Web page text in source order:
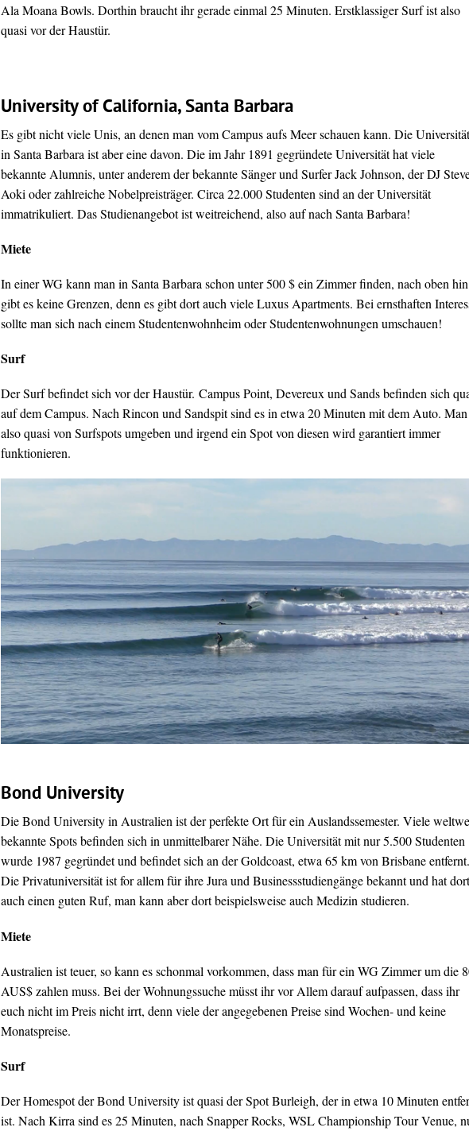
Ala Moana Bowls. Dorthin braucht ihr gerade einmal 25 Minuten. Erstklassiger Surf ist also
quasi vor der Haustür.
University of California, Santa Barbara
Es gibt nicht viele Unis, an denen man vom Campus aufs Meer schauen kann. Die Universität
in Santa Barbara ist aber eine davon. Die im Jahr 1891 gegründete Universität hat viele
bekannte Alumnis, unter anderem der bekannte Sänger und Surfer Jack Johnson, der DJ
Aoki oder zahlreiche Nobelpreisträger. Circa 22.000 Studenten sind an der Universität
immatrikuliert. Das Studienangebot ist weitreichend, also auf nach Santa Barbara!
Miete
In einer WG kann man in Santa Barbara schon unter 500 $ ein Zimmer finden, nach oben hin
gibt es keine Grenzen, denn es gibt dort auch viele Luxus Apartments. Bei ernsthaften
sollte man sich nach einem Studentenwohnheim oder Studentenwohnungen umschauen!
Surf
Der Surf befindet sich vor der Haustür. Campus Point, Devereux und Sands befinden sich
auf dem Campus. Nach Rincon und Sandspit sind es in etwa 20 Minuten mit dem Auto.
also quasi von Surfspots umgeben und irgend ein Spot von diesen wird garantiert immer
funktionieren.
Bond University
Die Bond University in Australien ist der perfekte Ort für ein Auslandssemester. Viele
bekannte Spots befinden sich in unmittelbarer Nähe. Die Universität mit nur 5.500 Studenten
wurde 1987 gegründet und befindet sich an der Goldcoast, etwa 65 km von Brisbane entfernt.
Die Privatuniversität ist for allem für ihre Jura und Businessstudiengänge bekannt und hat dort
auch einen guten Ruf, man kann aber dort beispielsweise auch Medizin studieren.
Miete
Australien ist teuer, so kann es schonmal vorkommen, dass man für ein WG Zimmer um die
AUS$ zahlen muss. Bei der Wohnungssuche müsst ihr vor Allem darauf aufpassen, dass ihr
euch nicht im Preis nicht irrt, denn viele der angegebenen Preise sind Wochen- und keine
Monatspreise.
Surf
Der Homespot der Bond University ist quasi der Spot Burleigh, der in etwa 10 Minuten
ist. Nach Kirra sind es 25 Minuten, nach Snapper Rocks, WSL Championship Tour Venue,